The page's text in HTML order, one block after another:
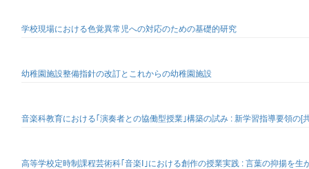
学校現場における色覚異常児への対応のための基礎的研究
幼稚園施設整備指針の改訂とこれからの幼稚園施設
音楽科教育における｢演奏者との協働型授業｣構築の試み : 新学習指導要領の[
高等学校定時制課程芸術科｢音楽Ⅰ｣における創作の授業実践 : 言葉の抑揚を生